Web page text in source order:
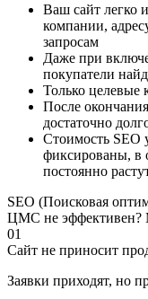
Ваш сайт легко
компании,
запросам
Даже при
покупатели
Только целевые
После
достаточно
Стоимость SEO
фиксированы, в
постоянно
SEO (Поисковая
ЦМС не
01
Сайт не приносит
Заявки приходят, но